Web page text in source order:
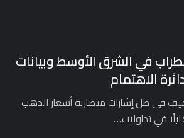
في الشرق الأوسط وبيانات
الاهتمام
في ظل إشارات متضاربة أسعار الذهب
في تداولات…